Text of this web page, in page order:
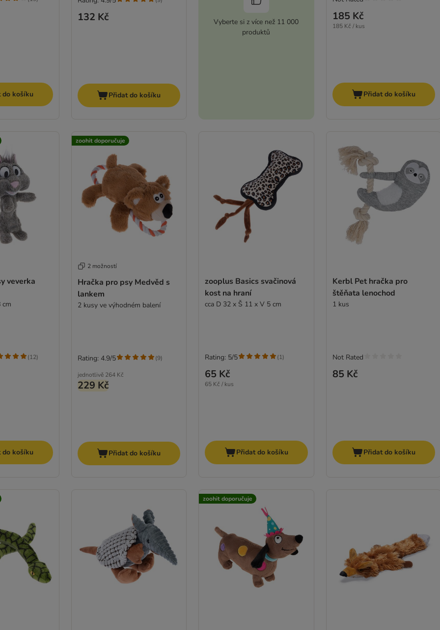
do košíku
132 Kč
Přidat do košíku
Vyberte si z více než 11 000
produktů
185 Kč
185 Kč / kus
Přidat do košíku
veverka
cm
(12)
do košíku
zoohit doporučuje
2 možností
Hračka pro psy Medvěd s
lankem
2 kusy ve výhodném balení
jednotlivě 264 Kč
229 Kč
Rating: 4.9/5 (9)
Přidat do košíku
zooplus Basics svačinová
kost na hraní
cca D 32 x Š 11 x V 5 cm
65 Kč
65 Kč / kus
Rating: 5/5 (1)
Přidat do košíku
Kerbl Pet hračka pro
štěňata lenochod
1 kus
85 Kč
Not Rated
Přidat do košíku
zoohit doporučuje